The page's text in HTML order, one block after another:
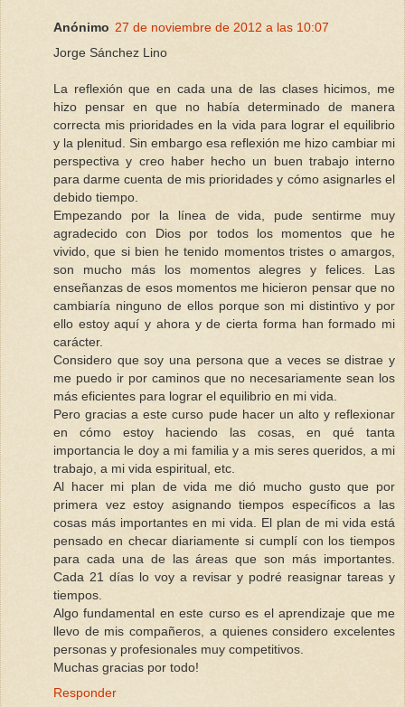
Anónimo 27 de noviembre de 2012 a las 10:07
Jorge Sánchez Lino
La reflexión que en cada una de las clases hicimos, me
hizo pensar en que no había determinado de manera
correcta mis prioridades en la vida para lograr el equilibrio
y la plenitud. Sin embargo esa reflexión me hizo cambiar mi
perspectiva y creo haber hecho un buen trabajo interno
para darme cuenta de mis prioridades y cómo asignarles el
debido tiempo.
Empezando por la línea de vida, pude sentirme muy
agradecido con Dios por todos los momentos que he
vivido, que si bien he tenido momentos tristes o amargos,
son mucho más los momentos alegres y felices. Las
enseñanzas de esos momentos me hicieron pensar que no
cambiaría ninguno de ellos porque son mi distintivo y por
ello estoy aquí y ahora y de cierta forma han formado mi
carácter.
Considero que soy una persona que a veces se distrae y
me puedo ir por caminos que no necesariamente sean los
más eficientes para lograr el equilibrio en mi vida.
Pero gracias a este curso pude hacer un alto y reflexionar
en cómo estoy haciendo las cosas, en qué tanta
importancia le doy a mi familia y a mis seres queridos, a mi
trabajo, a mi vida espiritual, etc.
Al hacer mi plan de vida me dió mucho gusto que por
primera vez estoy asignando tiempos específicos a las
cosas más importantes en mi vida. El plan de mi vida está
pensado en checar diariamente si cumplí con los tiempos
para cada una de las áreas que son más importantes.
Cada 21 días lo voy a revisar y podré reasignar tareas y
tiempos.
Algo fundamental en este curso es el aprendizaje que me
llevo de mis compañeros, a quienes considero excelentes
personas y profesionales muy competitivos.
Muchas gracias por todo!
Responder